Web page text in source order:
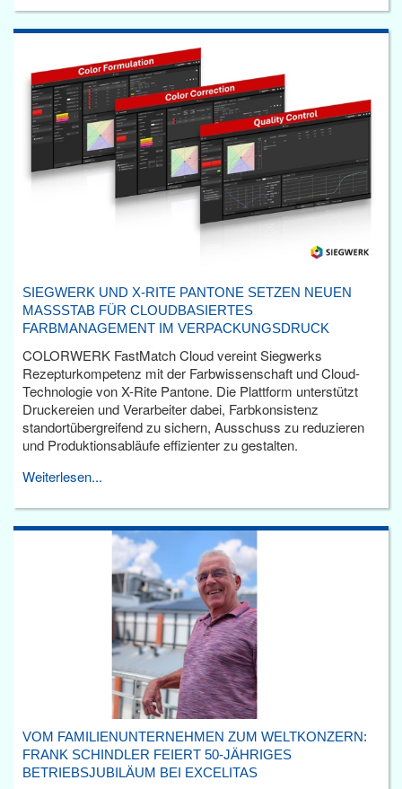
SIEGWERK UND X-RITE PANTONE SETZEN NEUEN
MASSSTAB FÜR CLOUDBASIERTES F
ARBMANAGEMENT IM VERPACKUNGSDRUCK
COLORWERK FastMatch Cloud vereint Siegwerks
Rezepturkompetenz mit der Farbwissenschaft und Cloud-
Technologie von X-Rite Pantone. Die Plattform unterstützt
Druckereien und Verarbeiter dabei, Farbkonsistenz
standortübergreifend zu sichern, Ausschuss zu reduzieren
und Produktionsabläufe effizienter zu gestalten.
Weiterlesen...
VOM FAMILIENUNTERNEHMEN ZUM WELTKONZERN:
FRANK SCHINDLER FEIERT 50-JÄHRIGES
BETRIEBSJUBILÄUM BEI EXCELITAS